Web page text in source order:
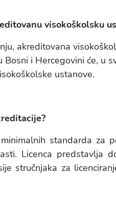
visokoškolsku
akreditovana
i Hercegovini će, u
ustanove.
standarda
Licenca predstavlja
stručnjaka za